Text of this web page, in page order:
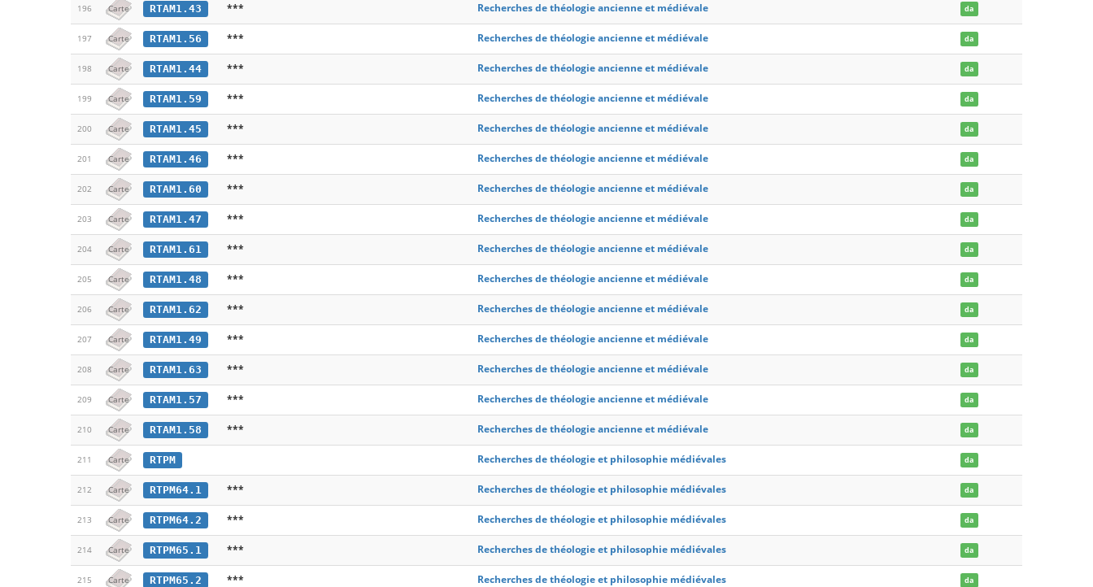
196 Carte RTAM1.43 *** Recherches de théologie ancienne et médiévale da
197 Carte RTAM1.56 *** Recherches de théologie ancienne et médiévale da
198 Carte RTAM1.44 *** Recherches de théologie ancienne et médiévale da
199 Carte RTAM1.59 *** Recherches de théologie ancienne et médiévale da
200 Carte RTAM1.45 *** Recherches de théologie ancienne et médiévale da
201 Carte RTAM1.46 *** Recherches de théologie ancienne et médiévale da
202 Carte RTAM1.60 *** Recherches de théologie ancienne et médiévale da
203 Carte RTAM1.47 *** Recherches de théologie ancienne et médiévale da
204 Carte RTAM1.61 *** Recherches de théologie ancienne et médiévale da
205 Carte RTAM1.48 *** Recherches de théologie ancienne et médiévale da
206 Carte RTAM1.62 *** Recherches de théologie ancienne et médiévale da
207 Carte RTAM1.49 *** Recherches de théologie ancienne et médiévale da
208 Carte RTAM1.63 *** Recherches de théologie ancienne et médiévale da
209 Carte RTAM1.57 *** Recherches de théologie ancienne et médiévale da
210 Carte RTAM1.58 *** Recherches de théologie ancienne et médiévale da
211 Carte RTPM Recherches de théologie et philosophie médiévales da
212 Carte RTPM64.1 *** Recherches de théologie et philosophie médiévales da
213 Carte RTPM64.2 *** Recherches de théologie et philosophie médiévales da
214 Carte RTPM65.1 *** Recherches de théologie et philosophie médiévales da
215 Carte RTPM65.2 *** Recherches de théologie et philosophie médiévales da